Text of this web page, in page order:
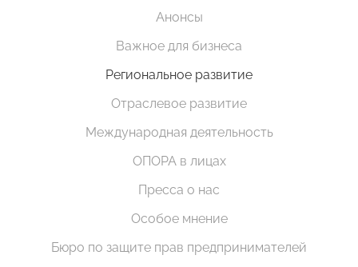
Анонсы
Важное для бизнеса
Региональное развитие
Отраслевое развитие
Международная деятельность
ОПОРА в лицах
Пресса о нас
Особое мнение
Бюро по защите прав предпринимателей